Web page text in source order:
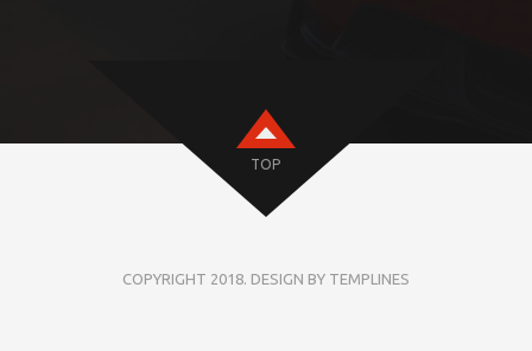
TOP
COPYRIGHT 2018. DESIGN BY TEMPLINES